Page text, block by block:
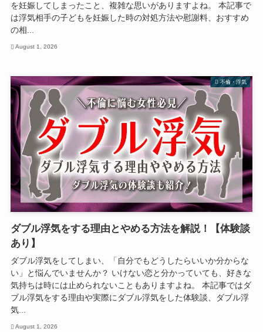
を妊娠してしまったこと、複雑な思いがありますよね。 本記事で
は浮気相手の子どもを妊娠した時の対処方法や慰謝料、おすすめ
の相...
August 1, 2026
不倫・浮気
ダブル浮気をする理由とやめる方法を解説！【体験談
あり】
ダブル浮気をしてしまい、「自分でもどうしたらいいか分からな
い」と悩んでいませんか？ いけない恋と分かっていても、好きな
気持ちは時には止められないこともありますよね。 本記事ではダ
ブル浮気をする理由や実際にダブル浮気をした体験談、ダブル浮
気...
August 1, 2026